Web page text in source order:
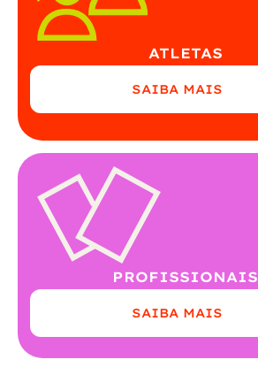
ATLETAS
SAIBA MAIS
PROFISSIONAIS
SAIBA MAIS